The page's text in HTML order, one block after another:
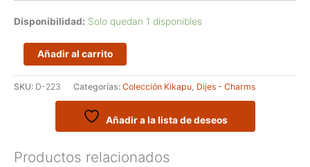
Disponibilidad: Solo quedan 1 disponibles
largo
y
fino
colección
cantidad
Añadir al carrito
SKU: D-223 Categorías: Colección Kikapu Dijes - Charms
Añadir a la lista de deseos
Productos relacionados